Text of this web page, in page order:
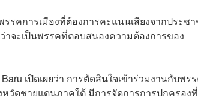
รคการเมืองที่ต้องการคะแนนเสียงจากประช
จะเป็นพรรคที่ตอบสนองความต้องการของ
เปิดเผยว่า การตัดสินใจเข้าร่วมงานกับพร
วัดชายแดนภาคใต้ มีการจัดการการปกครองที่